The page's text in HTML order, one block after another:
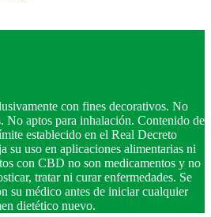
con fines decorativos. No
No aptos para inhalación. Contenido de
establecido en el Real Decreto
su uso en aplicaciones alimentarias ni
con CBD no son medicamentos y no
tratar ni curar enfermedades. Se
su médico antes de iniciar cualquier
dietético nuevo.